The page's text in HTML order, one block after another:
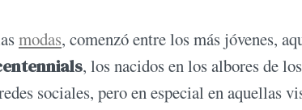
modas, comenzó entre los más jóvenes,
, los nacidos en los albores de
sociales, pero en especial en aquellas